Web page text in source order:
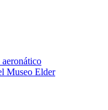
Museo Elder